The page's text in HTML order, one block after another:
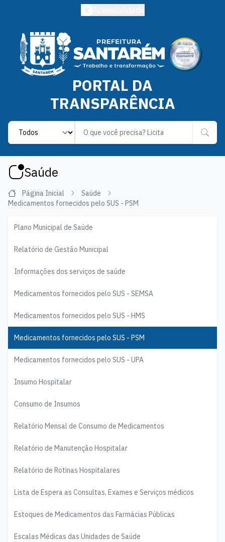
PORTAL DA
TRANSPARÊNCIA
Label
Saúde
Página Inicial
Saúde
Medicamentos fornecidos pelo SUS - PSM
Plano Municipal de Saúde
Relatório de Gestão Municipal
Informações dos serviços de saúde
Medicamentos fornecidos pelo SUS - SEMSA
Medicamentos fornecidos pelo SUS - HMS
Medicamentos fornecidos pelo SUS - PSM
Medicamentos fornecidos pelo SUS - UPA
Insumo Hospitalar
Consumo de Insumos
Relatório Mensal de Consumo de Medicamentos
Relatório de Manutenção Hospitalar
Relatório de Rotinas Hospitalares
Lista de Espera as Consultas, Exames e Serviços médicos
Estoques de Medicamentos das Farmácias Públicas
Escalas Médicas das Unidades de Saúde